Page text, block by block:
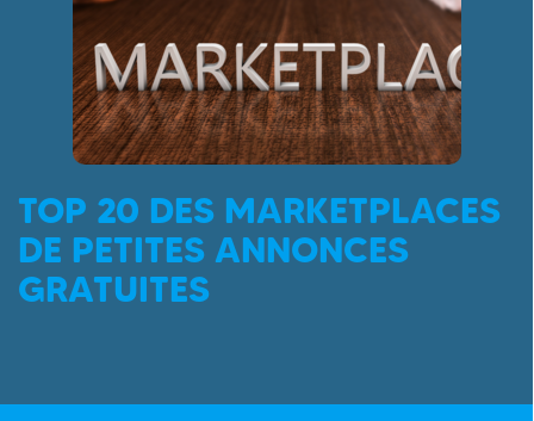
TOP 20 DES MARKETPLACES
DE PETITES ANNONCES
GRATUITES